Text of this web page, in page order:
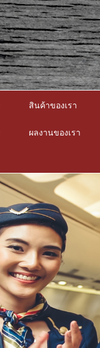
สินค้าของเรา
ผลงานของเรา